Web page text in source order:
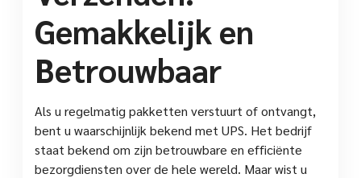
Gemakkelijk en
Betrouwbaar
Als u regelmatig pakketten verstuurt of ontvangt,
bent u waarschijnlijk bekend met UPS. Het bedrijf
staat bekend om zijn betrouwbare en efficiënte
bezorgdiensten over de hele wereld. Maar wist u